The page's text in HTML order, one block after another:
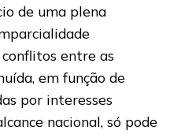
de uma plena
entre as
em função de
por interesses
nacional, só pode